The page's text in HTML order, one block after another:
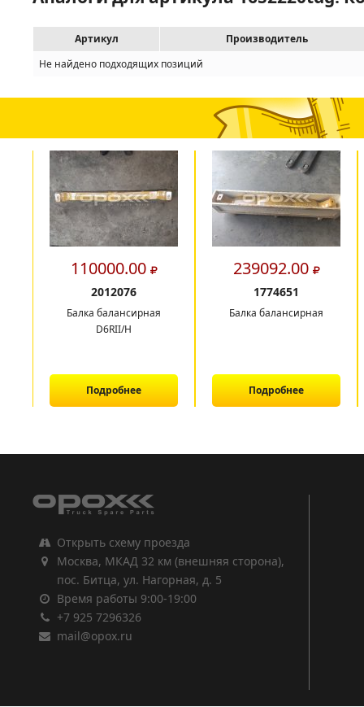
Артикул
Производитель
Не найдено подходящих позиций
110000.00
2012076
Балка балансирная
D6RII/H
Подробнее
239092.00
1774651
Балка балансирная
Подробнее
Открыть схему проезда
Москва, МКАД 32 км (внешняя сторона),
пос. Битца, ул. Нагорная, д. 5
Время работы 9:00-19:00
+7 925 7296326
mail@opox.ru